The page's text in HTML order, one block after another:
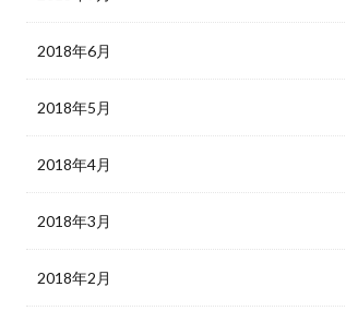
2018年6月
2018年5月
2018年4月
2018年3月
2018年2月